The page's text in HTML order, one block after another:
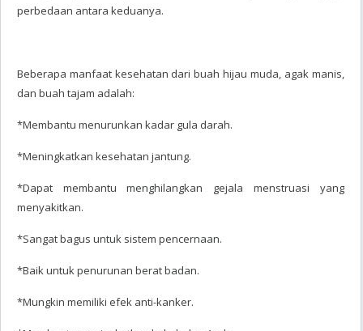
perbedaan antara keduanya.
Beberapa manfaat kesehatan dari buah hijau muda, agak manis,
dan buah tajam adalah:
*Membantu menurunkan kadar gula darah.
*Meningkatkan kesehatan jantung.
*Dapat membantu menghilangkan gejala menstruasi yang
menyakitkan.
*Sangat bagus untuk sistem pencernaan.
*Baik untuk penurunan berat badan.
*Mungkin memiliki efek anti-kanker.